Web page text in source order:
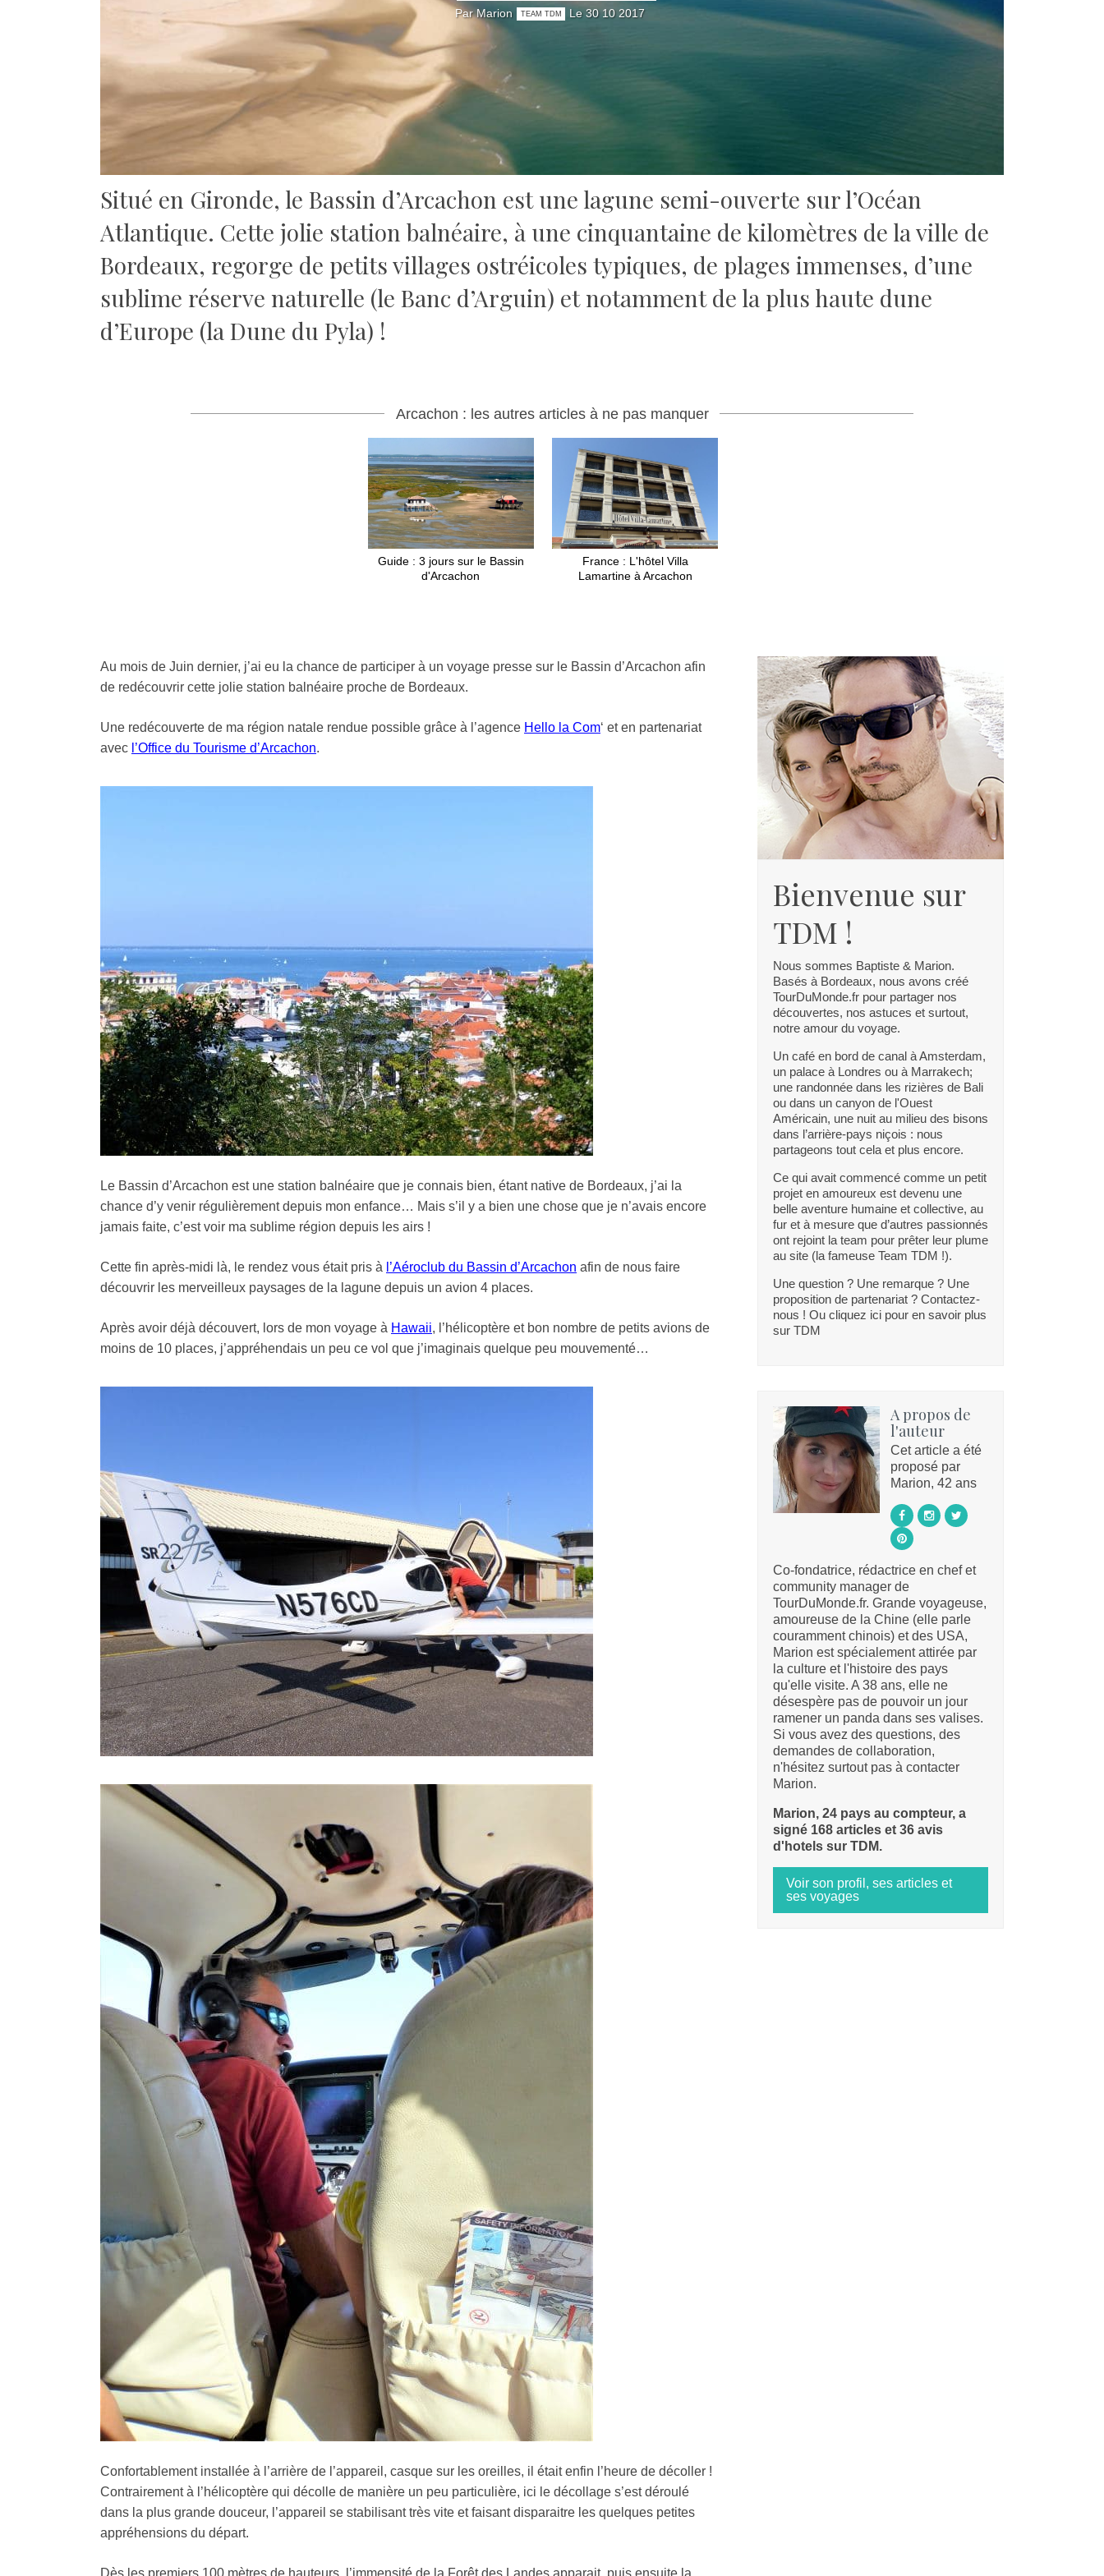
Par Marion TEAM TDM Le 30 10 2017
Situé en Gironde, le Bassin d’Arcachon est une lagune semi-ouverte sur l’Océan
Atlantique. Cette jolie station balnéaire, à une cinquantaine de kilomètres de la ville de
Bordeaux, regorge de petits villages ostréicoles typiques, de plages immenses, d’une
sublime réserve naturelle (le Banc d’Arguin) et notamment de la plus haute dune
d’Europe (la Dune du Pyla) !
Arcachon : les autres articles à ne pas manquer
Guide : 3 jours sur le Bassin
d'Arcachon
France : L'hôtel Villa
Lamartine à Arcachon
Au mois de Juin dernier, j’ai eu la chance de participer à un voyage presse sur le Bassin d’Arcachon afin
de redécouvrir cette jolie station balnéaire proche de Bordeaux.
Une redécouverte de ma région natale rendue possible grâce à l’agence Hello la Com‘ et en partenariat
avec l’Office du Tourisme d’Arcachon.
Le Bassin d’Arcachon est une station balnéaire que je connais bien, étant native de Bordeaux, j’ai la
chance d’y venir régulièrement depuis mon enfance… Mais s’il y a bien une chose que je n’avais encore
jamais faite, c’est voir ma sublime région depuis les airs !
Cette fin après-midi là, le rendez vous était pris à l’Aéroclub du Bassin d’Arcachon afin de nous faire
découvrir les merveilleux paysages de la lagune depuis un avion 4 places.
Après avoir déjà découvert, lors de mon voyage à Hawaii, l’hélicoptère et bon nombre de petits avions de
moins de 10 places, j’appréhendais un peu ce vol que j’imaginais quelque peu mouvementé…
Confortablement installée à l’arrière de l’appareil, casque sur les oreilles, il était enfin l’heure de décoller !
Contrairement à l’hélicoptère qui décolle de manière un peu particulière, ici le décollage s’est déroulé
dans la plus grande douceur, l’appareil se stabilisant très vite et faisant disparaitre les quelques petites
appréhensions du départ.
Bienvenue sur
TDM !
Nous sommes Baptiste & Marion.
Basés à Bordeaux, nous avons créé
TourDuMonde.fr pour partager nos
découvertes, nos astuces et surtout,
notre amour du voyage.
Un café en bord de canal à Amsterdam,
un palace à Londres ou à Marrakech;
une randonnée dans les rizières de Bali
ou dans un canyon de l'Ouest
Américain, une nuit au milieu des bisons
dans l’arrière-pays niçois : nous
partageons tout cela et plus encore.
Ce qui avait commencé comme un petit
projet en amoureux est devenu une
belle aventure humaine et collective, au
fur et à mesure que d’autres passionnés
ont rejoint la team pour prêter leur plume
au site (la fameuse Team TDM !).
Une question ? Une remarque ? Une
proposition de partenariat ? Contactez-
nous ! Ou cliquez ici pour en savoir plus
sur TDM
A propos de
l'auteur
Cet article a été
proposé par
Marion, 42 ans
Co-fondatrice, rédactrice en chef et
community manager de
TourDuMonde.fr. Grande voyageuse,
amoureuse de la Chine (elle parle
couramment chinois) et des USA,
Marion est spécialement attirée par
la culture et l'histoire des pays
qu'elle visite. A 38 ans, elle ne
désespère pas de pouvoir un jour
ramener un panda dans ses valises.
Si vous avez des questions, des
demandes de collaboration,
n'hésitez surtout pas à contacter
Marion.
Marion, 24 pays au compteur, a
signé 168 articles et 36 avis
d'hotels sur TDM.
Voir son profil, ses articles et
ses voyages